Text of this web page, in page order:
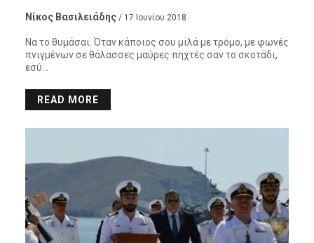
Νίκος Βασιλειάδης / 17 Ιουνίου 2018
Να το θυμάσαι. Όταν κάποιος σου μιλά με τρόμο, με φωνές
πνιγμένων σε θάλασσες μαύρες πηχτές σαν το σκοτάδι,
εσύ…
READ MORE